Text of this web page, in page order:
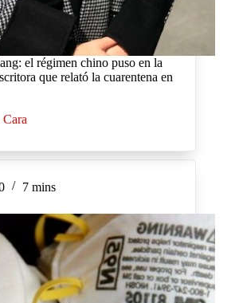
el régimen chino puso en la
que relató la cuarentena en
7 mins